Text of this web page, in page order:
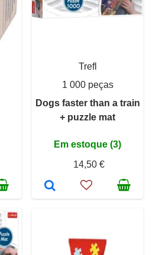
Trefl
1 000 peças
Dogs faster than a train
+ puzzle mat
Em estoque (3)
14,50 €